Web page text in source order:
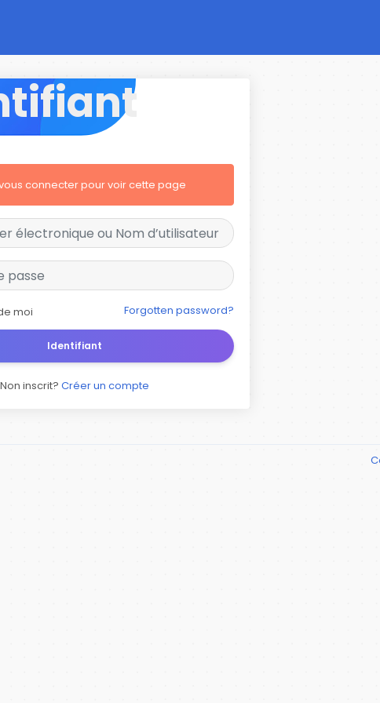
connecter pour voir cette page
moi Forgotten password?
Identifiant
Non inscrit? Créer un compte